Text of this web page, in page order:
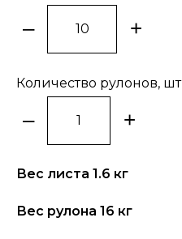
– +
Количество рулонов, шт
– +
Вес листа 1.6 кг
Вес рулона 16 кг